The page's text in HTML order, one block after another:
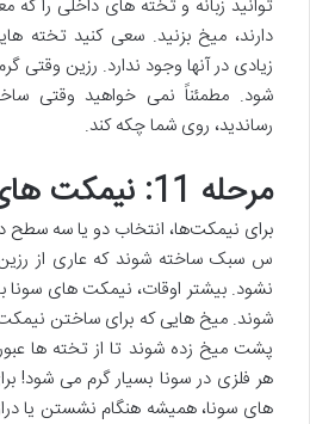
دارند، میخ بزنید. سعی کنید تخته
زیادی در آنها وجود ندارد. رزین وقتی
شود. مطمئناً نمی خواهید وقتی
رساندید، روی شما چکه کند.
مرحله 11: نیمکت های سونا
برای نیمکت‌ها، انتخاب دو یا سه سطح
س سبک ساخته شوند که عاری از
نشود. بیشتر اوقات، نیمکت های سونا
شوند. میخ هایی که برای ساختن نیمکت
پشت میخ زده شوند تا از تخته ها عبور
هر فلزی در سونا بسیار گرم می شود!
های سونا، همیشه هنگام نشستن یا